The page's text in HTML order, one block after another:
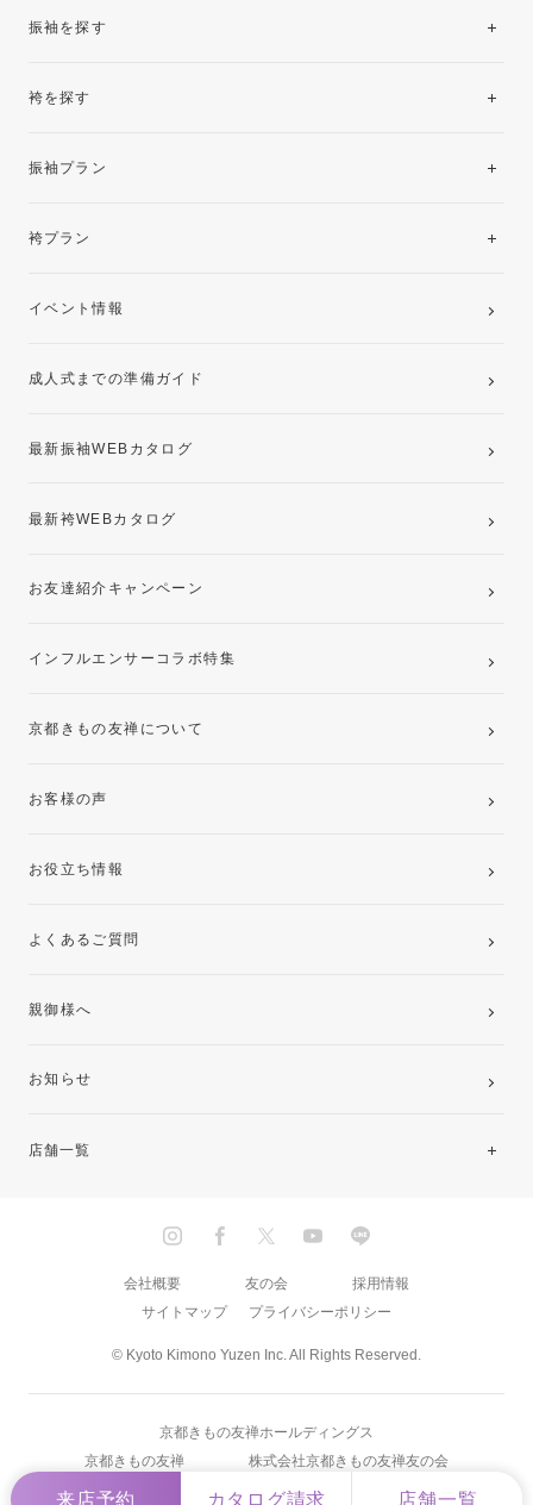
来店予約 カタログ請求 店舗一覧
振袖を探す
袴を探す
振袖プラン
レンタルプラン
袴プラン
卒業袴レンタルプラン
イベント情報
成人式までの準備ガイド
最新振袖WEBカタログ
最新袴WEBカタログ
お友達紹介キャンペーン
インフルエンサーコラボ特集
京都きもの友禅について
お客様の声
お役立ち情報
よくあるご質問
親御様へ
お知らせ
店舗一覧
九州
© Kyoto Kimono Yuzen Inc. All Rights Reserved.
会社概要 友の会
採用情報
サイトマップ
プライバシーポリシー
京都きもの友禅ホールディングス
京都きもの友禅
株式会社京都きもの友禅友の会